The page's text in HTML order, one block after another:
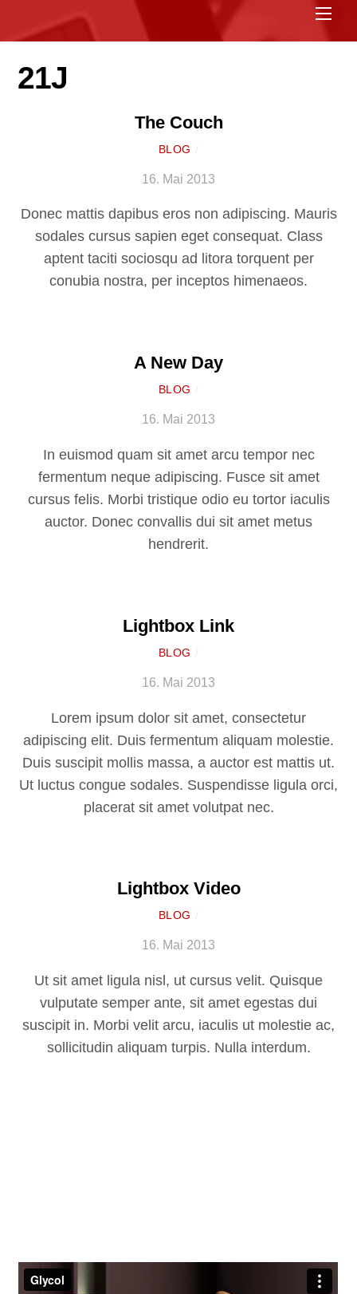
21J
The Couch
BLOG
16. Mai 2013
Donec mattis dapibus eros non adipiscing. Mauris
sodales cursus sapien eget consequat. Class
aptent taciti sociosqu ad litora torquent per
conubia nostra, per inceptos himenaeos.
A New Day
BLOG
16. Mai 2013
In euismod quam sit amet arcu tempor nec
fermentum neque adipiscing. Fusce sit amet
cursus felis. Morbi tristique odio eu tortor iaculis
auctor. Donec convallis dui sit amet metus
hendrerit.
Lightbox Link
BLOG
16. Mai 2013
Lorem ipsum dolor sit amet, consectetur
adipiscing elit. Duis fermentum aliquam molestie.
Duis suscipit mollis massa, a auctor est mattis ut.
Ut luctus congue sodales. Suspendisse ligula orci,
placerat sit amet volutpat nec.
Lightbox Video
BLOG
16. Mai 2013
Ut sit amet ligula nisl, ut cursus velit. Quisque
vulputate semper ante, sit amet egestas dui
suscipit in. Morbi velit arcu, iaculis ut molestie ac,
sollicitudin aliquam turpis. Nulla interdum.